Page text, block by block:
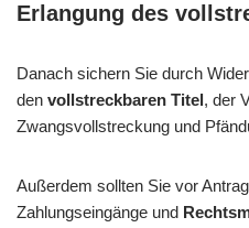
Erlangung des
Danach sichern Sie durch
den vollstreckbaren Titel, der
Zwangsvollstreckung und
Außerdem sollten Sie vor
Zahlungseingänge und